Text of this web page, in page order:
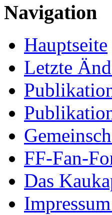
Navigation
Hauptseite
Letzte
FF-Fan-
Das